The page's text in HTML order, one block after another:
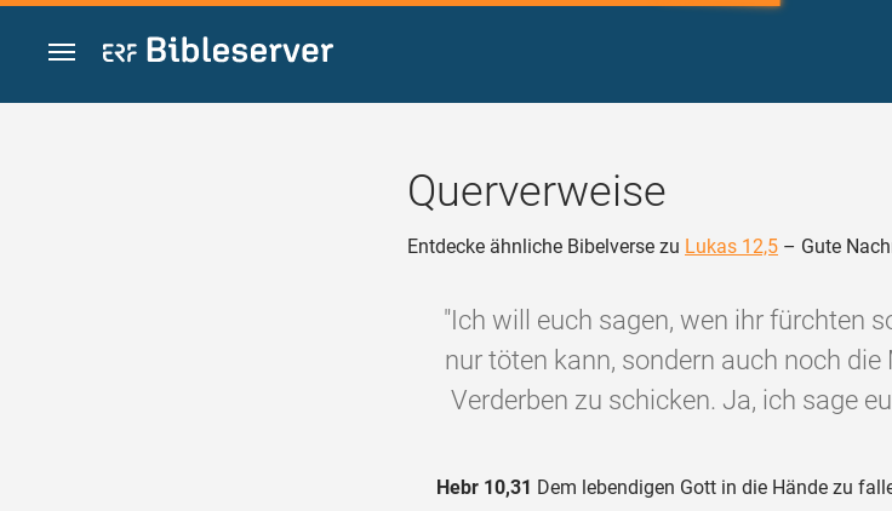
Zum Inhalt springen
Querverweise
Entdecke ähnliche Bibelverse zu Lukas 12,5 – Gute
"Ich will euch sagen, wen ihr fürchten
nur töten kann, sondern auch noch
Verderben zu schicken. Ja, ich sage
Hebr 10,31 Dem lebendigen Gott in die Hände zu